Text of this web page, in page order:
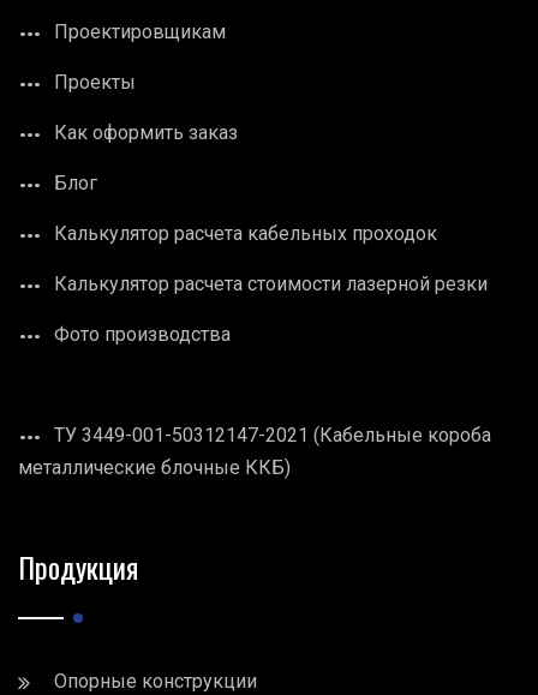
Проектировщикам
Проекты
Как оформить заказ
Блог
Калькулятор расчета кабельных проходок
Калькулятор расчета стоимости лазерной резки
Фото производства
ТУ 3449-001-50312147-2021 (Кабельные короба
металлические блочные ККБ)
Продукция
Опорные конструкции